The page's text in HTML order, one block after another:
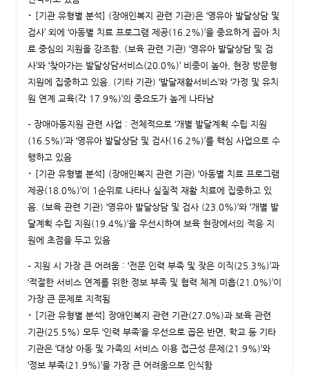
･ [기관 유형별 분석] (장애인복지 관련 기관)은 ‘영유아 발달상담 및
검사’ 외에 ‘아동별 치료 프로그램 제공(16.2%)’을 중요하게 꼽아 치
료 중심의 지원을 강조함. (보육 관련 기관) ‘영유아 발달상담 및 검
사’와 ‘찾아가는 발달상담서비스(20.0%)’ 비중이 높아, 현장 방문형
지원에 집중하고 있음. (기타 기관) ‘발달재활서비스’와 ‘가정 및 유치
원 연계 교육(각 17.9%)’의 중요도가 높게 나타남
– 장애아동지원 관련 사업 : 전체적으로 ‘개별 발달계획 수립 지원
(16.5%)’과 ‘영유아 발달상담 및 검사(16.2%)’를 핵심 사업으로 수
행하고 있음
･ [기관 유형별 분석] (장애인복지 관련 기관) ‘아동별 치료 프로그램
제공(18.0%)’이 1순위로 나타나 실질적 재활 치료에 집중하고 있
음. (보육 관련 기관) ‘영유아 발달상담 및 검사 (23.0%)’와 ‘개별 발
달계획 수립 지원(19.4%)’을 우선시하여 보육 현장에서의 적응 지
원에 초점을 두고 있음
– 지원 시 가장 큰 어려움 : ‘전문 인력 부족 및 잦은 이직(25.3%)’과
‘적절한 서비스 연계를 위한 정보 부족 및 협력 체계 미흡(21.0%)’이
가장 큰 문제로 지적됨
･ [기관 유형별 분석] 장애인복지 관련 기관(27.0%)과 보육 관련
기관(25.5%) 모두 ‘인력 부족’을 우선으로 꼽은 반면, 학교 등 기타
기관은 ‘대상 아동 및 가족의 서비스 이용 접근성 문제(21.9%)’와
‘정보 부족(21.9%)’을 가장 큰 어려움으로 인식함